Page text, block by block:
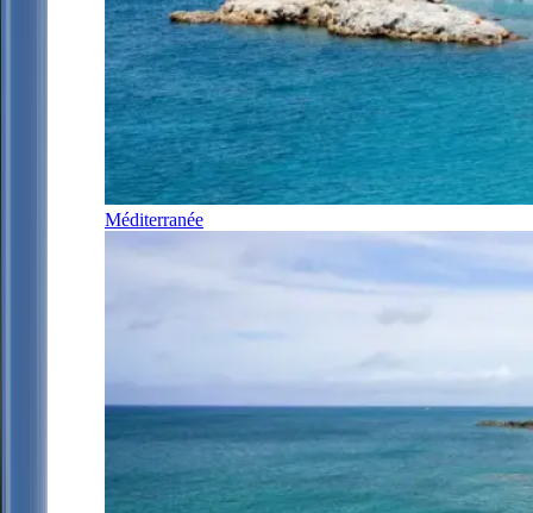
Méditerranée